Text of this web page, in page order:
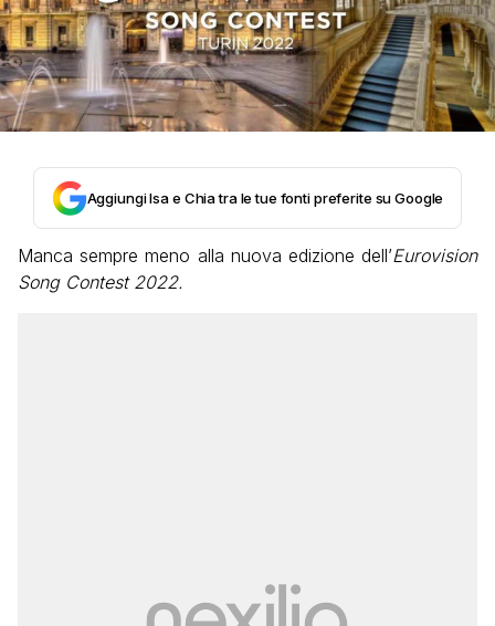
Aggiungi Isa e Chia tra le tue fonti preferite su Google
Manca sempre meno alla nuova edizione dell’Eurovision
Song Contest 2022.